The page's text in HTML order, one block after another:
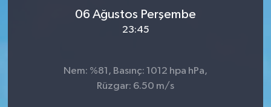
06 Ağustos Perşembe
23:45
Nem: %81, Basınç: 1012 hpa hPa,
Rüzgar: 6.50 m/s